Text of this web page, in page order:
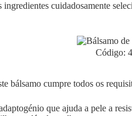
cuidadosamente
Código:
bálsamo cumpre todos os
que ajuda a pele a